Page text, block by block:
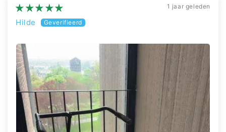
1 jaar geleden
Hilde